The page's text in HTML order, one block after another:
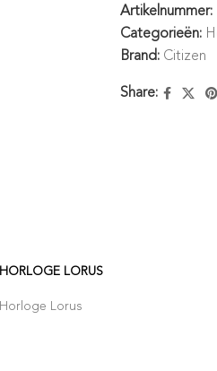
Artikelnummer:
Categorieën:
Brand: Citizen
Share:
HORLOGE LORUS
Horloge Lorus